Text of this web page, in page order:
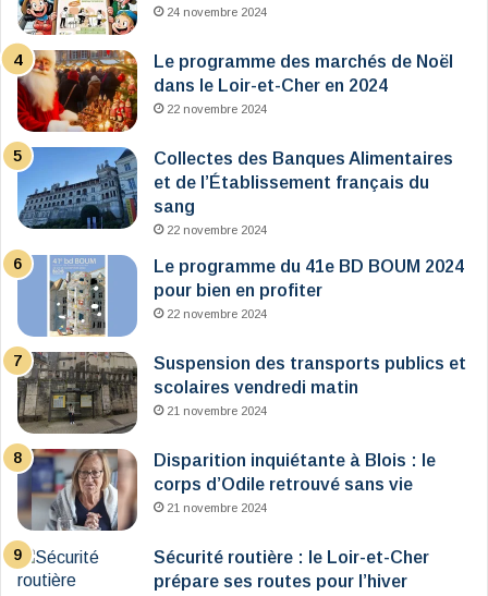
24 novembre 2024
Le programme des marchés de Noël
dans le Loir-et-Cher en 2024
22 novembre 2024
Collectes des Banques Alimentaires
et de l’Établissement français du
sang
22 novembre 2024
Le programme du 41e BD BOUM 2024
pour bien en profiter
22 novembre 2024
Suspension des transports publics et
scolaires vendredi matin
21 novembre 2024
Disparition inquiétante à Blois : le
corps d’Odile retrouvé sans vie
21 novembre 2024
Sécurité routière : le Loir-et-Cher
prépare ses routes pour l’hiver